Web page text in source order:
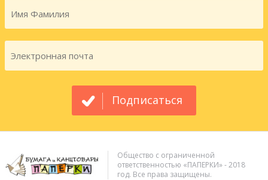
Подписаться
Общество с ограниченной
ответственностью «ПАПЕРКИ» - 2018
год. Все права защищены.